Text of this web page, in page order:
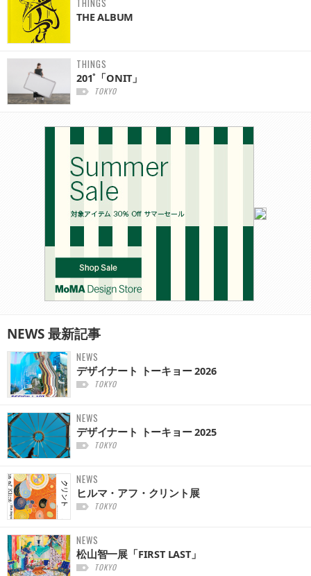
THINGS
THE ALBUM
THINGS
201˚「ONIT」
TOKYO
NEWS最新記事
NEWS
デザイナート トーキョー 2026
TOKYO
NEWS
デザイナート トーキョー 2025
TOKYO
NEWS
ヒルマ・アフ・クリント展
TOKYO
NEWS
松山智一展「FIRST LAST」
TOKYO